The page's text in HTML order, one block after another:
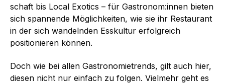
schaft bis Local Exotics – für Gastronom:innen bieten
sich spannende Möglichkeiten, wie sie ihr Restaurant
in der sich wandelnden Esskultur erfolgreich
positionieren können.
Doch wie bei allen Gastronomietrends, gilt auch hier,
diesen nicht nur einfach zu folgen. Vielmehr geht es